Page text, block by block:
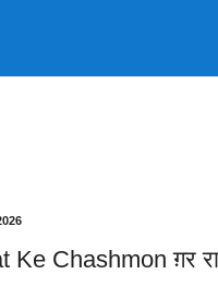
Ke Chashmon ग़र